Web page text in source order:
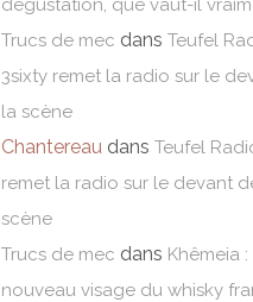
dégustation, que vaut-il
Trucs de mec dans Teufel
3sixty remet la radio sur le
la scène
Chantereau dans Teufel
remet la radio sur le devant
scène
Trucs de mec dans Khêmeia :
nouveau visage du whisky